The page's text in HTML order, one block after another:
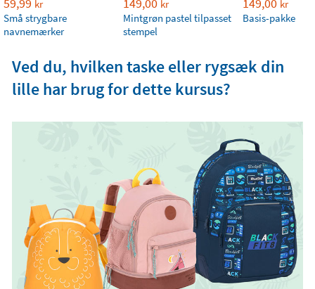
kr
Små strygbare
navnemærker
kr
Mintgrøn pastel tilpasset
stempel
kr
Basis-pakke
Ved du, hvilken taske eller rygsæk din
lille har brug for dette kursus?